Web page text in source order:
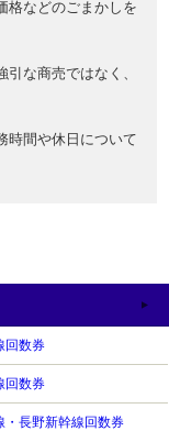
格などのごまかしを
な商売ではなく、
時間や休日について
回数券
回数券
・長野新幹線回数券